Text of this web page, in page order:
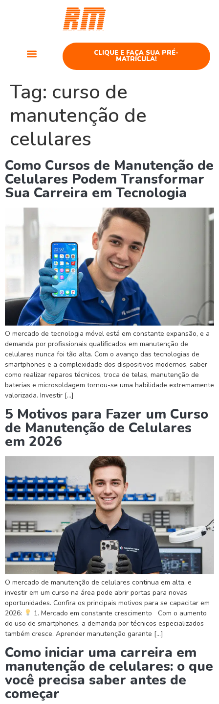
CLIQUE E FAÇA SUA PRÉ-
MATRÍCULA!
Tag: curso de
manutenção de
celulares
Como Cursos de Manutenção de
Celulares Podem Transformar
Sua Carreira em Tecnologia
O mercado de tecnologia móvel está em constante expansão, e a
demanda por profissionais qualificados em manutenção de
celulares nunca foi tão alta. Com o avanço das tecnologias de
smartphones e a complexidade dos dispositivos modernos, saber
como realizar reparos técnicos, troca de telas, manutenção de
baterias e microsoldagem tornou-se uma habilidade extremamente
valorizada. Investir […]
5 Motivos para Fazer um Curso
de Manutenção de Celulares
em 2026
O mercado de manutenção de celulares continua em alta, e
investir em um curso na área pode abrir portas para novas
oportunidades. Confira os principais motivos para se capacitar em
2026:
1. Mercado em constante crescimento Com o aumento
do uso de smartphones, a demanda por técnicos especializados
também cresce. Aprender manutenção garante […]
Como iniciar uma carreira em
manutenção de celulares: o que
você precisa saber antes de
começar